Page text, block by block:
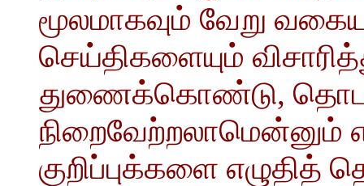
மூலமாகவும் வேறு
செய்திகளையும்
துணைக்கொண்டு,
குறிப்புக்களை